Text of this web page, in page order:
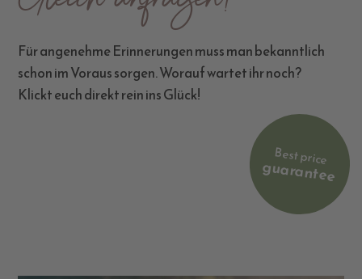
Für angenehme Erinnerungen muss man bekanntlich
schon im Voraus sorgen. Worauf wartet ihr noch?
Klickt euch direkt rein ins Glück!
Best price
guarantee